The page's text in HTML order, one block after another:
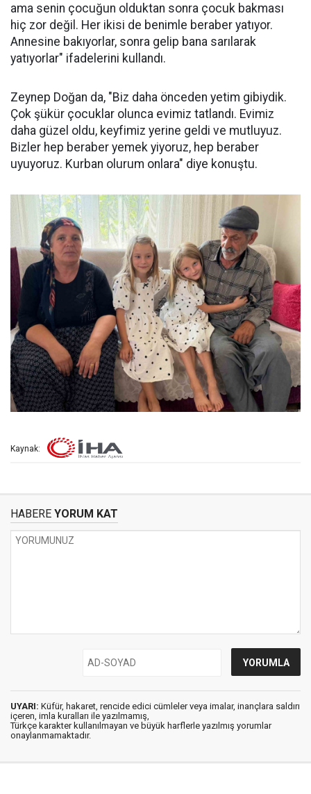
ama senin çocuğun olduktan sonra çocuk bakması
hiç zor değil. Her ikisi de benimle beraber yatıyor.
Annesine bakıyorlar, sonra gelip bana sarılarak
yatıyorlar" ifadelerini kullandı.
Zeynep Doğan da, "Biz daha önceden yetim gibiydik.
Çok şükür çocuklar olunca evimiz tatlandı. Evimiz
daha güzel oldu, keyfimiz yerine geldi ve mutluyuz.
Bizler hep beraber yemek yiyoruz, hep beraber
uyuyoruz. Kurban olurum onlara" diye konuştu.
Kaynak:
HABERE YORUM KAT
UYARI: Küfür, hakaret, rencide edici cümleler veya imalar, inançlara saldırı
içeren, imla kuralları ile yazılmamış,
Türkçe karakter kullanılmayan ve büyük harflerle yazılmış yorumlar
onaylanmamaktadır.